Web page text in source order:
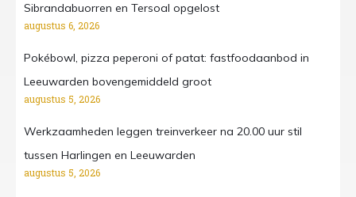
Sibrandabuorren en Tersoal opgelost
augustus 6, 2026
Pokébowl, pizza peperoni of patat: fastfoodaanbod in
Leeuwarden bovengemiddeld groot
augustus 5, 2026
Werkzaamheden leggen treinverkeer na 20.00 uur stil
tussen Harlingen en Leeuwarden
augustus 5, 2026